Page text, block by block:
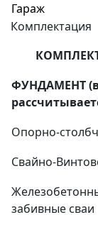
Гараж
Комплектация
ФУНДАМЕНТ (в
Опорно-
Свайно-
забивные сваи